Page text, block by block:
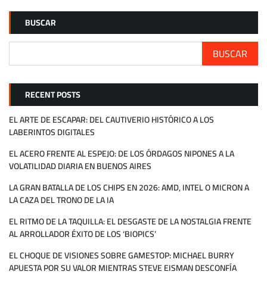
BUSCAR
BUSCAR
RECENT POSTS
EL ARTE DE ESCAPAR: DEL CAUTIVERIO HISTÓRICO A LOS
LABERINTOS DIGITALES
EL ACERO FRENTE AL ESPEJO: DE LOS ÓRDAGOS NIPONES A LA
VOLATILIDAD DIARIA EN BUENOS AIRES
LA GRAN BATALLA DE LOS CHIPS EN 2026: AMD, INTEL O MICRON A
LA CAZA DEL TRONO DE LA IA
EL RITMO DE LA TAQUILLA: EL DESGASTE DE LA NOSTALGIA FRENTE
AL ARROLLADOR ÉXITO DE LOS ‘BIOPICS’
EL CHOQUE DE VISIONES SOBRE GAMESTOP: MICHAEL BURRY
APUESTA POR SU VALOR MIENTRAS STEVE EISMAN DESCONFÍA